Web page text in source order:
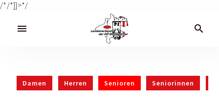
/*/*]]>*/
menu search
Damen Herren Senioren Seniorinnen